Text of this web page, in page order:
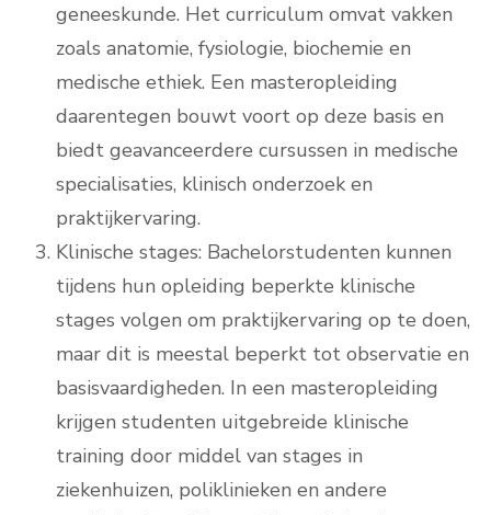
geneeskunde. Het curriculum omvat vakken
zoals anatomie, fysiologie, biochemie en
medische ethiek. Een masteropleiding
daarentegen bouwt voort op deze basis en
biedt geavanceerdere cursussen in medische
specialisaties, klinisch onderzoek en
praktijkervaring.
Klinische stages: Bachelorstudenten kunnen
tijdens hun opleiding beperkte klinische
stages volgen om praktijkervaring op te doen,
maar dit is meestal beperkt tot observatie en
basisvaardigheden. In een masteropleiding
krijgen studenten uitgebreide klinische
training door middel van stages in
ziekenhuizen, poliklinieken en andere